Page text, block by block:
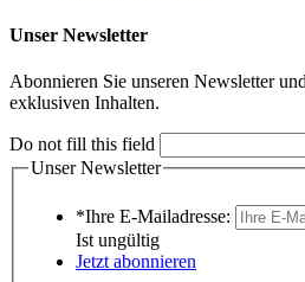
Unser Newsletter
Abonnieren Sie unseren Newsletter
exklusiven Inhalten.
Do not fill this field
Unser Newsletter
*Ihre E-Mailadresse:
Ist ungültig
Jetzt abonnieren